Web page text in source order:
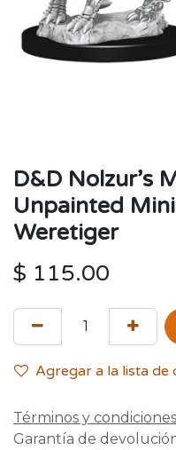
D&D Nolzur’s
Unpainted
Weretiger
$ 115.00
Agregar a la lista de
Términos y condiciones
Garantía de